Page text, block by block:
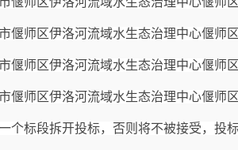
偃师区伊洛河流域水生态治理中心偃师
偃师区伊洛河流域水生态治理中心偃师
偃师区伊洛河流域水生态治理中心偃师
个标段拆开投标，否则将不被接受，投